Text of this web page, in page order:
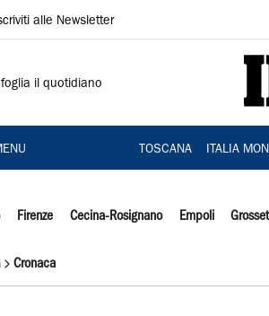
alle Newsletter
il quotidiano
TOSCANA ITALIA
Firenze Cecina-Rosignano Empoli
Cronaca